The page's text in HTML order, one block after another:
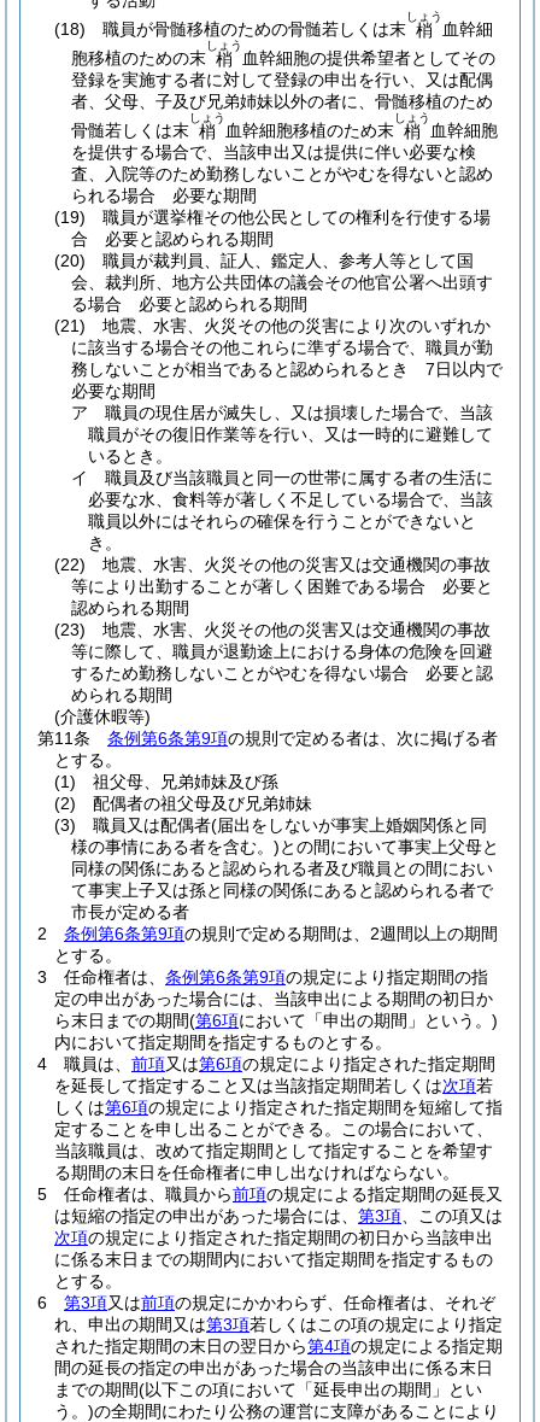
(18)
職員が骨髄移植のための骨髄若しくは末 梢
しょう
血幹細
胞移植のための末 梢
しょう
血幹細胞の提供希望者としてその
登録を実施する者に対して登録の申出を行い、又は配偶
者、父母、子及び兄弟姉妹以外の者に、骨髄移植のため
骨髄若しくは末 梢
しょう
血幹細胞移植のため末 梢
しょう
血幹細胞
を提供する場合で、当該申出又は提供に伴い必要な検
査、入院等のため勤務しないことがやむを得ないと認め
られる場合 必要な期間
(19)
職員が選挙権その他公民としての権利を行使する場
合 必要と認められる期間
(20)
職員が裁判員、証人、鑑定人、参考人等として国
会、裁判所、地方公共団体の議会その他官公署へ出頭す
る場合 必要と認められる期間
(21)
地震、水害、火災その他の災害により次のいずれか
に該当する場合その他これらに準ずる場合で、職員が勤
務しないことが相当であると認められるとき 7日以内で
必要な期間
ア
職員の現住居が滅失し、又は損壊した場合で、当該
職員がその復旧作業等を行い、又は一時的に避難して
いるとき。
イ
職員及び当該職員と同一の世帯に属する者の生活に
必要な水、食料等が著しく不足している場合で、当該
職員以外にはそれらの確保を行うことができないと
き。
(22)
地震、水害、火災その他の災害又は交通機関の事故
等により出勤することが著しく困難である場合 必要と
認められる期間
(23)
地震、水害、火災その他の災害又は交通機関の事故
等に際して、職員が退勤途上における身体の危険を回避
するため勤務しないことがやむを得ない場合 必要と認
められる期間
(介護休暇等)
第11条
条例第6条第9項の規則で定める者は、次に掲げる者
とする。
(1)
祖父母、兄弟姉妹及び孫
(2)
配偶者の祖父母及び兄弟姉妹
(3)
職員又は配偶者(届出をしないが事実上婚姻関係と同
様の事情にある者を含む。)との間において事実上父母と
同様の関係にあると認められる者及び職員との間におい
て事実上子又は孫と同様の関係にあると認められる者で
市長が定める者
2
条例第6条第9項の規則で定める期間は、2週間以上の期間
とする。
3
任命権者は、 条例第6条第9項の規定により指定期間の指
定の申出があった場合には、当該申出による期間の初日か
ら末日までの期間(第6項において「申出の期間」という。)
内において指定期間を指定するものとする。
4
職員は、 前項又は第6項の規定により指定された指定期間
を延長して指定すること又は当該指定期間若しくは次項若
しくは第6項の規定により指定された指定期間を短縮して指
定することを申し出ることができる。
この場合において、
当該職員は、改めて指定期間として指定することを希望す
る期間の末日を任命権者に申し出なければならない。
5
任命権者は、職員から前項の規定による指定期間の延長又
は短縮の指定の申出があった場合には、 第3項 、この項又は
次項の規定により指定された指定期間の初日から当該申出
に係る末日までの期間内において指定期間を指定するもの
とする。
6
第3項又は前項の規定にかかわらず、任命権者は、それぞ
れ、申出の期間又は第3項若しくはこの項の規定により指定
された指定期間の末日の翌日から第4項の規定による指定期
間の延長の指定の申出があった場合の当該申出に係る末日
までの期間(以下この項において「延長申出の期間」とい
う。)の全期間にわたり公務の運営に支障があることにより